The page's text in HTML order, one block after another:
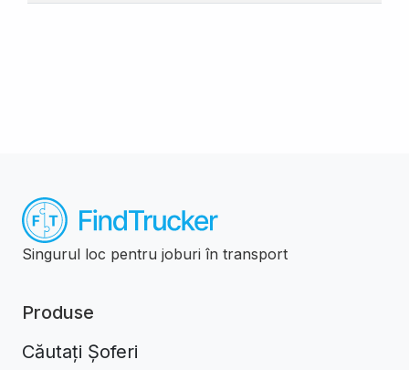
Singurul loc pentru joburi în transport
Produse
Căutați Șoferi